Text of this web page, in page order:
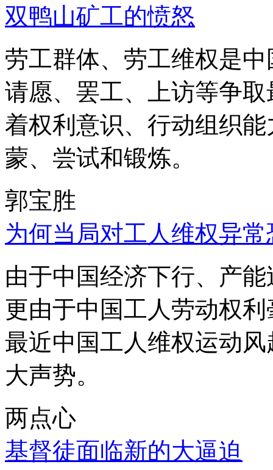
双鸭山矿工的愤怒
劳工群体、劳工维权是
请愿、罢工、上访等争
着权利意识、行动组织
蒙、尝试和锻炼。
郭宝胜
为何当局对工人维权异
由于中国经济下行、产
更由于中国工人劳动权
最近中国工人维权运动
大声势。
两点心
基督徒面临新的大逼迫